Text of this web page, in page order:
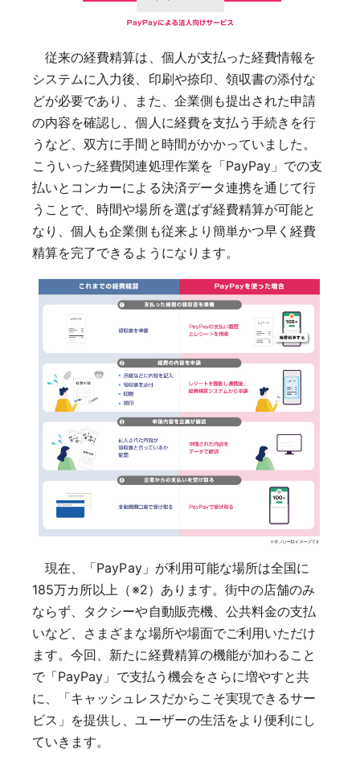
従来の経費精算は、個人が支払った経費情報を
システムに入力後、印刷や捺印、領収書の添付な
どが必要であり、また、企業側も提出された申請
の内容を確認し、個人に経費を支払う手続きを行
うなど、双方に手間と時間がかかっていました。
こういった経費関連処理作業を「PayPay」での支
払いとコンカーによる決済データ連携を通じて行
うことで、時間や場所を選ばず経費精算が可能と
なり、個人も企業側も従来より簡単かつ早く経費
精算を完了できるようになります。
現在、「PayPay」が利用可能な場所は全国に
185万カ所以上（※2）あります。街中の店舗のみ
ならず、タクシーや自動販売機、公共料金の支払
いなど、さまざまな場所や場面でご利用いただけ
ます。今回、新たに経費精算の機能が加わること
で「PayPay」で支払う機会をさらに増やすと共
に、「キャッシュレスだからこそ実現できるサー
ビス」を提供し、ユーザーの生活をより便利にし
ていきます。